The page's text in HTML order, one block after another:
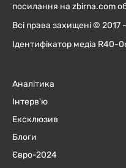
посилання на zbirna.com
Всі права захищені ©
Ідентифікатор медіа R40-
Аналітика
Інтерв'ю
Ексклюзив
Блоги
Євро-2024